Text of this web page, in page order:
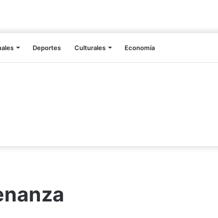
Deportes Culturales Economía